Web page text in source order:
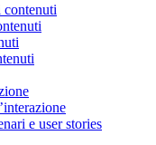
contenuti
e user stories